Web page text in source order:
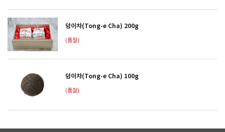
덩이차(Tong-e Cha) 200g
(품절)
덩이차(Tong-e Cha) 100g
(품절)